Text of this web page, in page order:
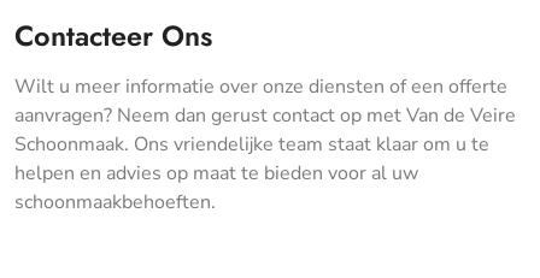
Contacteer Ons
Wilt u meer informatie over onze diensten of een offerte
aanvragen? Neem dan gerust contact op met Van de Veire
Schoonmaak. Ons vriendelijke team staat klaar om u te
helpen en advies op maat te bieden voor al uw
schoonmaakbehoeften.